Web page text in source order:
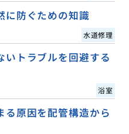
に防ぐための知識
水道修理
いトラブルを回避する
浴室
る原因を配管構造から